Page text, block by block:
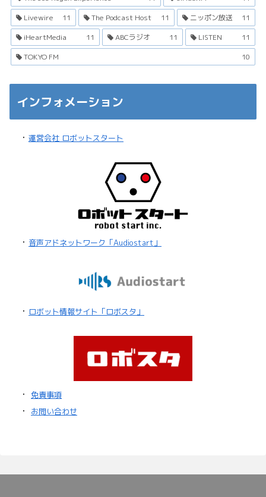
Livewire
11 The Podcast Host 11 ニッポン放送
11
iHeartMedia
11 ABCラジオ 11 LISTEN
11
TOKYO FM
10
インフォメーション
・ 運営会社 ロボットスタート
・ 音声アドネットワーク「Audiostart」
・ ロボット情報サイト「ロボスタ」
・ 免責事項
・ お問い合わせ